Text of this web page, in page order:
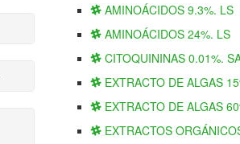
AMINOÁCIDOS 9.3%. LS
AMINOÁCIDOS 24%. LS
CITOQUININAS 0.01%.
EXTRACTO DE ALGAS
EXTRACTO DE ALGAS
EXTRACTOS